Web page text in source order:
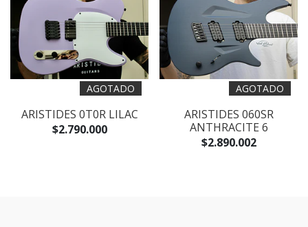
AGOTADO
ARISTIDES 0T0R LILAC
$2.790.000
AGOTADO
ARISTIDES 060SR
ANTHRACITE 6
$2.890.002